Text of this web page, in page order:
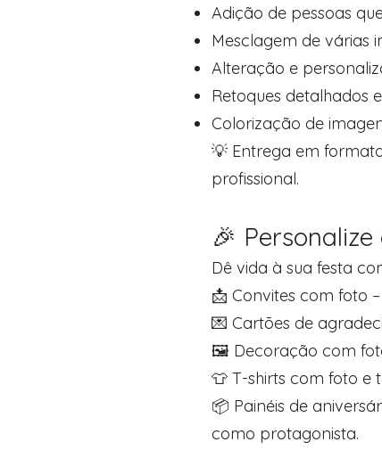
Adição de pessoas
Mesclagem de várias
Alteração e
Retoques detalhados
Colorização de
💡 Entrega em
profissional.
🎉
Dê vida à sua festa
📩 Convites com foto
💌 Cartões de
🖼️ Decoração com
👕 T-shirts com foto e
📦 Painéis de
como protagonista.